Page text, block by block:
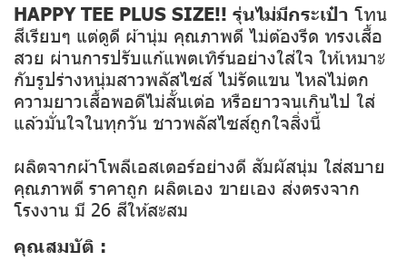
HAPPY TEE PLUS SIZE!! รุ่นไม่มีกระเป๋า โทน
สีเรียบๆ แต่ดูดี ผ้านุ่ม คุณภาพดี ไม่ต้องรีด ทรงเสื้อ
สวย ผ่านการปรับแก้แพตเทิร์นอย่างใส่ใจ ให้เหมาะ
กับรูปร่างหนุ่มสาวพลัสไซส์ ไม่รัดแขน ไหล่ไม่ตก
ความยาวเสื้อพอดีไม่สั้นเต่อ หรือยาวจนเกินไป ใส่
แล้วมั่นใจในทุกวัน ชาวพลัสไซส์ถูกใจสิ่งนี้
ผลิตจากผ้าโพลีเอสเตอร์อย่างดี สัมผัสนุ่ม ใส่สบาย
คุณภาพดี ราคาถูก ผลิตเอง ขายเอง ส่งตรงจาก
โรงงาน มี 26 สีให้สะสม
คุณสมบัติ :